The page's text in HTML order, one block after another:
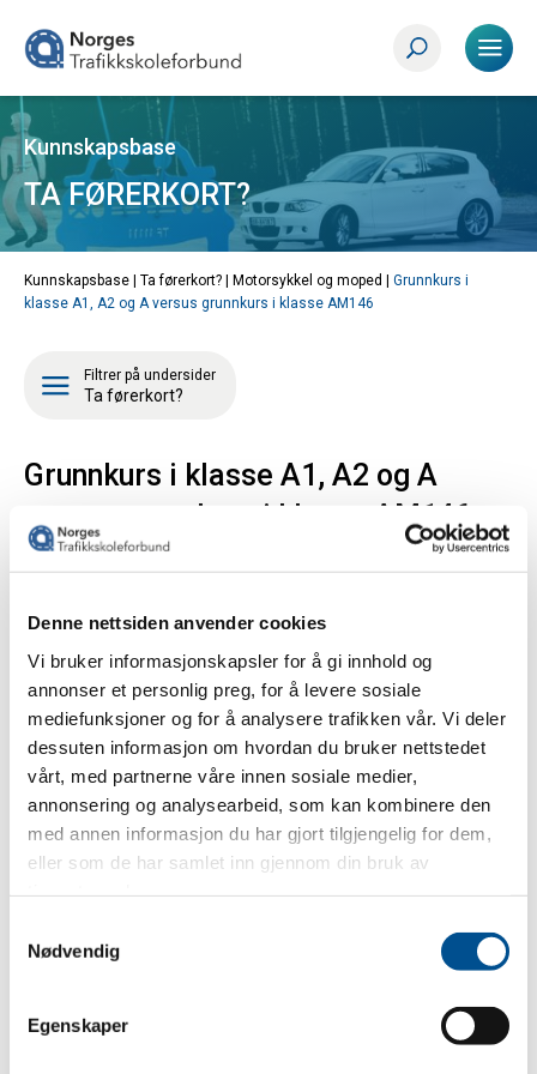
Denne nettsiden anvender cookies
Vi bruker informasjonskapsler for å gi innhold og
annonser et personlig preg, for å levere sosiale
mediefunksjoner og for å analysere trafikken vår. Vi deler
dessuten informasjon om hvordan du bruker nettstedet
vårt, med partnerne våre innen sosiale medier,
annonsering og analysearbeid, som kan kombinere den
med annen informasjon du har gjort tilgjengelig for dem,
eller som de har samlet inn gjennom din bruk av
Nødvendig
Egenskaper
Kunnskapsbase
TA FØRERKORT?
Kunnskapsbase | Ta førerkort? Motorsykkel og moped
Grunnkurs i
klasse A1, A2 og A versus grunnkurs i klasse AM146
Filtrer på undersider
Ta førerkort?
Grunnkurs i klasse A1, A2 og A
versus grunnkurs i klasse AM146
Her kan du lese Statens vegvesens forklaring om
klasse AM146.
Det er ikke samme innhold i grunnkurs klasse AM146 og i
grunnkurs klasse A1, A2 og A.
Innholdet i grunnkurs klasse AM146 skal formes, og
aktivitetene planlegges, med utgangspunkt i mopedens
klare begrensninger og spesielle utfordringer i trafikken.
Elevgruppen vil mest sannsynlig bestå av jevngamle
elever, og læreren vil som en følge av dette kunne
med grunnkurs i klasse AM146, og vil heller ikke